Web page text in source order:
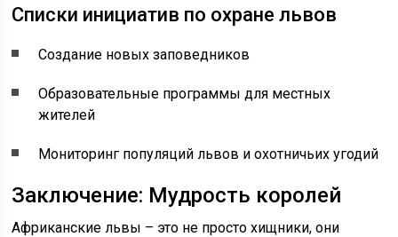
Списки инициатив по охране львов
Создание новых заповедников
Образовательные программы для местных
жителей
Мониторинг популяций львов и охотничьих угодий
Заключение: Мудрость королей
Африканские львы – это не просто хищники, они